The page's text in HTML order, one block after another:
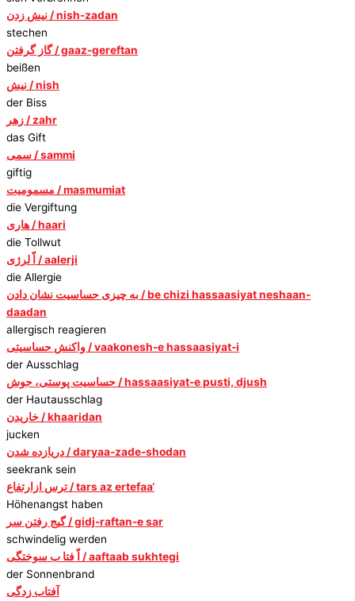
نیش زدن / nish-zadan
stechen
گاز گرفتن / gaaz-gereftan
beißen
نیش / nish
der Biss
زهر / zahr
das Gift
سمی / sammi
giftig
مسمومیت / masmumiat
die Vergiftung
هاری / haari
die Tollwut
اّ لرژی / aalerji
die Allergie
به چیزی حساسیت نشان دادن / be chizi hassaasiyat neshaan-
daadan
allergisch reagieren
واکنش حساسیتی / vaakonesh-e hassaasiyat-i
der Ausschlag
حساسیت پوستی، جوش / hassaasiyat-e pusti, djush
der Hautausschlag
خاریدن / khaaridan
jucken
دریازده شدن / daryaa-zade-shodan
seekrank sein
ترس ازارتفاع / tars az ertefaa‘
Höhenangst haben
گیج رفتن سر / gidj-raftan-e sar
schwindelig werden
اّ فتا ب سوختگی / aaftaab sukhtegi
der Sonnenbrand
آفتاب زدگی